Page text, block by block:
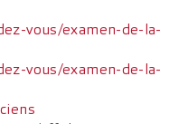
vous/examen-de-la-
vous/examen-de-la-